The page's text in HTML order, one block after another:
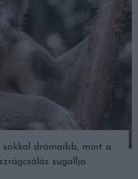
drámaibb, mint a
sugallja